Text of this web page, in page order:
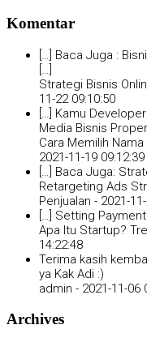
Komentar
[…] Baca Juga :
Strategi Bisnis
11-22 09:10:50
[…] Kamu
Media Bisnis
Cara Memilih
2021-11-19 09:12:39
[…] Baca Juga:
Retargeting Ads
Penjualan - 2021-
[…] Setting
Apa Itu Startup?
14:22:48
Terima kasih
ya Kak Adi :)
admin - 2021-11-06
Archives